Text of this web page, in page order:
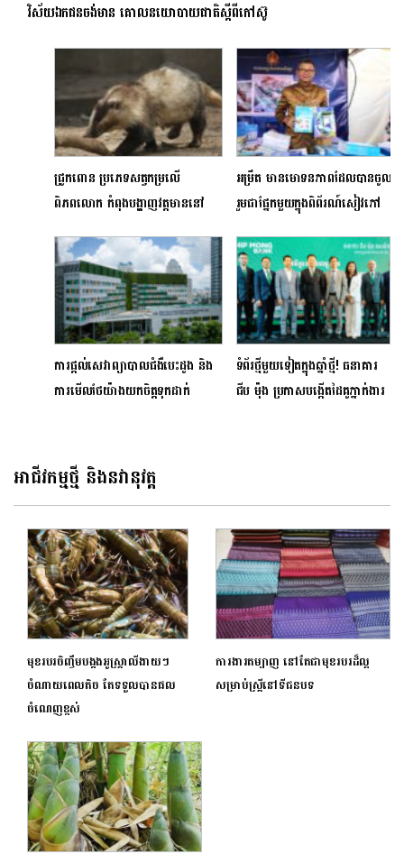
វិស័យឯកជនចង់មាន គោលនយោបាយជាតិស្តីពីកៅស៊ូ
ជ្រូកពោន ប្រភេទសត្វកម្រលើ
ពិភពលោក កំពុងបង្ហាញវត្តមាននៅ
អម្រឹត មានមោទនភាពដែលបានចូល
រួមជាផ្នែកមួយក្នុងពិព័រណ៍សៀវភៅ
ការផ្តល់សេវាព្យាបាលជំងឺបេះដូង និង
ការមើលថែយ៉ាងយកចិត្តទុកដាក់
ទំព័រថ្មីមួយទៀតក្នុងឆ្នាំថ្មី! ធនាគារ
ជីប ម៉ុង ប្រកាសបង្កើតដៃគូភ្នាក់ងារ
អាជីវកម្មថ្មី និងនវានុវត្ត
មុខរបរចិញ្ចឹមបង្កងអូស្ត្រាលីងាយៗ
ចំណាយពេលតិច តែទទួលបានផល
ចំណេញខ្ពស់
ការងារតម្បាញ នៅតែជាមុខរបរដ៏ល្អ
សម្រាប់ស្ត្រីនៅទីជនបទ